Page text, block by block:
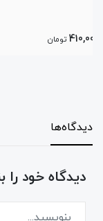
208,000
دیدگاه‌ها
دیدگاه خود را